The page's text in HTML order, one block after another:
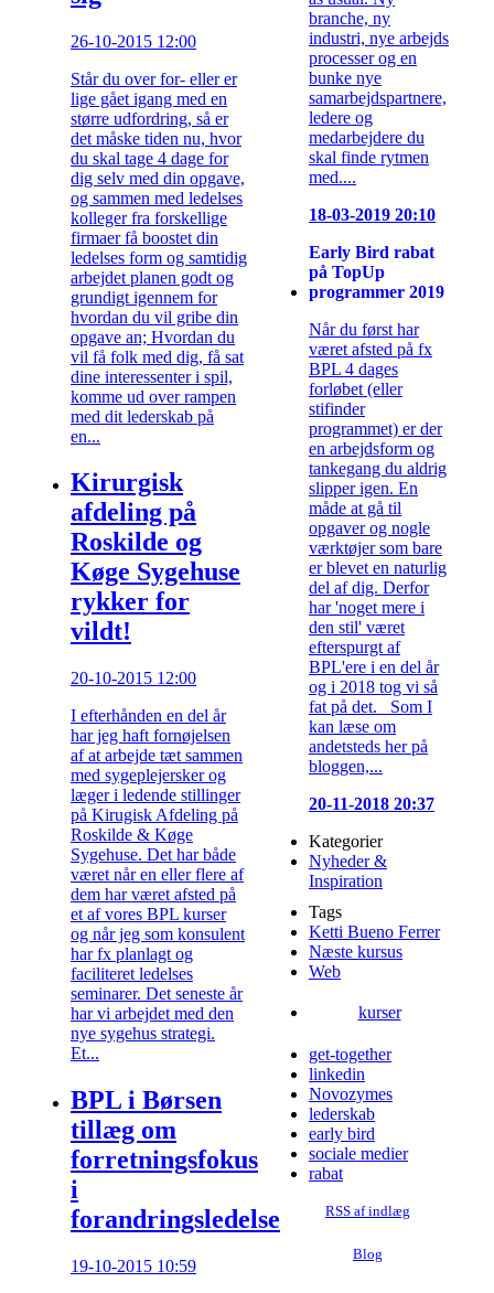
26-10-2015 12:00
Står du over for- eller er
lige gået igang med en
større udfordring, så er
det måske tiden nu, hvor
du skal tage 4 dage for
dig selv med din opgave,
og sammen med ledelses
kolleger fra forskellige
firmaer få boostet din
ledelses form og samtidig
arbejdet planen godt og
grundigt igennem for
hvordan du vil gribe din
opgave an; Hvordan du
vil få folk med dig, få sat
dine interessenter i spil,
komme ud over rampen
med dit lederskab på
en...
Kirurgisk
afdeling på
Roskilde og
Køge Sygehuse
rykker for
vildt!
20-10-2015 12:00
I efterhånden en del år
har jeg haft fornøjelsen
af at arbejde tæt sammen
med sygeplejersker og
læger i ledende stillinger
på Kirugisk Afdeling på
Roskilde & Køge
Sygehuse. Det har både
været når en eller flere af
dem har været afsted på
et af vores BPL kurser
og når jeg som konsulent
har fx planlagt og
faciliteret ledelses
seminarer. Det seneste år
har vi arbejdet med den
nye sygehus strategi.
Et...
BPL i Børsen
tillæg om
forretningsfokus
i
forandringsledelse
19-10-2015 10:59
branche, ny
industri, nye arbejds
processer og en
bunke nye
samarbejdspartnere,
ledere og
medarbejdere du
skal finde rytmen
med....
18-03-2019 20:10
Early Bird rabat
på TopUp
programmer 2019
Når du først har
været afsted på fx
BPL 4 dages
forløbet (eller
stifinder
programmet) er der
en arbejdsform og
tankegang du aldrig
slipper igen. En
måde at gå til
opgaver og nogle
værktøjer som bare
er blevet en naturlig
del af dig. Derfor
har 'noget mere i
den stil' været
efterspurgt af
BPL'ere i en del år
og i 2018 tog vi så
fat på det. Som I
kan læse om
andetsteds her på
bloggen,...
20-11-2018 20:37
Kategorier
Nyheder &
Inspiration
Tags
Ketti Bueno Ferrer
Næste kursus
Web
kurser
get-together
linkedin
Novozymes
lederskab
early bird
sociale medier
rabat
RSS af indlæg
Blog